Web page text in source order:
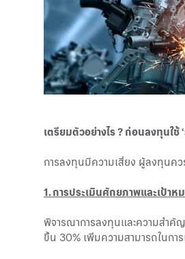
เตรียมตัวอย่างไร ? ก่อนลงทุนใช้
การลงทุนมีความเสี่ยง ผู้ลงทุนค
1. การประเมินศักยภาพและเป้าห
พิจารณาการลงทุนและความสำคั
ขึ้น 30% เพิ่มความสามารถในกา